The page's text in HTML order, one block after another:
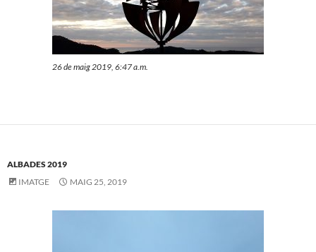
26 de maig 2019, 6:47 a.m.
ALBADES 2019
IMATGE
MAIG 25, 2019